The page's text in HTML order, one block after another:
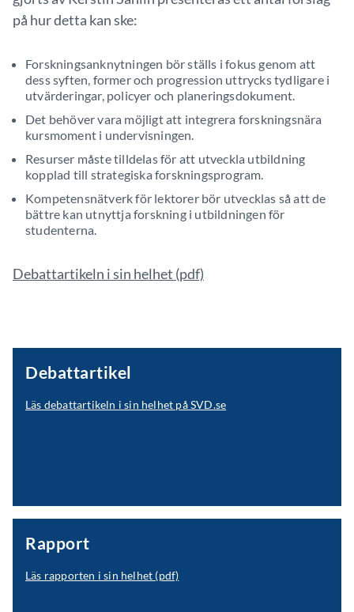
på hur detta kan ske:
Forskningsanknytningen bör ställs i fokus genom att
dess syften, former och progression uttrycks tydligare i
utvärderingar, policyer och planeringsdokument.
Det behöver vara möjligt att integrera forskningsnära
kursmoment i undervisningen.
Resurser måste tilldelas för att utveckla utbildning
kopplad till strategiska forskningsprogram.
Kompetensnätverk för lektorer bör utvecklas så att de
bättre kan utnyttja forskning i utbildningen för
studenterna.
Debattartikeln i sin helhet (pdf)
Debattartikel
Läs debattartikeln i sin helhet på SVD.se
Rapport
Läs rapporten i sin helhet (pdf)